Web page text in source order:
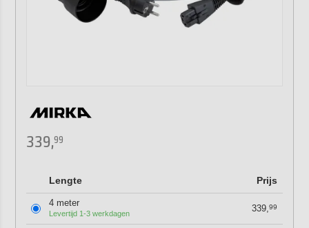
339,99
Lengte Prijs
4 meter
Levertijd 1-3 werkdagen 339,99